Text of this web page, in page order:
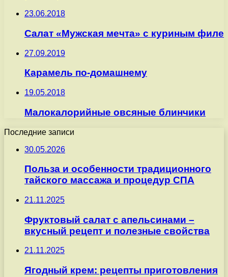
23.06.2018
Салат «Мужская мечта» с куриным филе
27.09.2019
Карамель по-домашнему
19.05.2018
Малокалорийные овсяные блинчики
Последние записи
30.05.2026
Польза и особенности традиционного
тайского массажа и процедур СПА
21.11.2025
Фруктовый салат с апельсинами –
вкусный рецепт и полезные свойства
21.11.2025
Ягодный крем: рецепты приготовления